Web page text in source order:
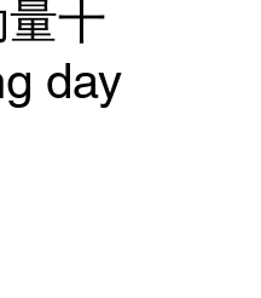
十
day